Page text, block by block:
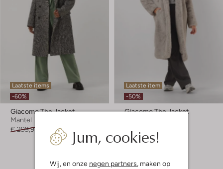
Jum, cookies!
Wij, en onze negen partners, maken op
Laatste items
-60%
Giacomo The Jacket
Mantel
€ 299,95
€ 119,99
Laatste item
-50%
Giacomo The Jacket